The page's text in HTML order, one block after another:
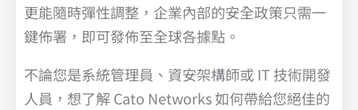
更能隨時彈性調整，企業內部的安全政策只需一
鍵佈署，即可發佈至全球各據點。
不論您是系統管理員、資安架構師或 IT 技術開發
人員，想了解 Cato Networks 如何帶給您絕佳的